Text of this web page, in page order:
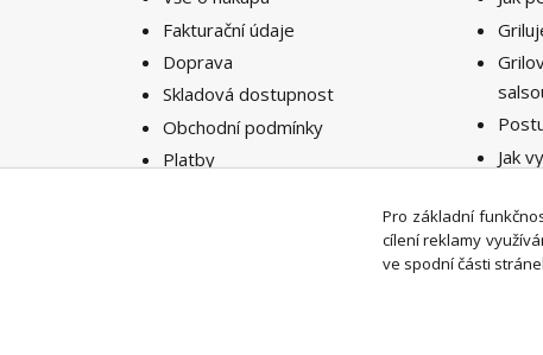
Fakturační údaje
Doprava
Skladová dostupnost
Obchodní podmínky
Platby
Jak
Pro základní
cílení reklamy
ve spodní části